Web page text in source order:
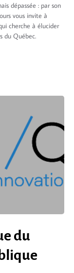
dépassée : par son
vous invite à
cherche à élucider
du Québec.
du